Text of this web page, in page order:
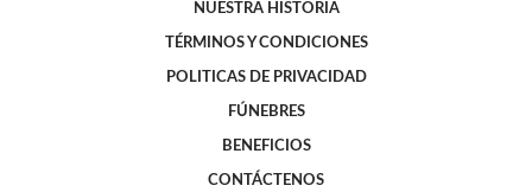
NUESTRA HISTORIA
TÉRMINOS Y CONDICIONES
POLITICAS DE PRIVACIDAD
FÚNEBRES
BENEFICIOS
CONTÁCTENOS